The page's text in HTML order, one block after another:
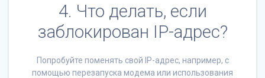
4. Что делать, если
заблокирован IP-адрес?
Попробуйте поменять свой IP-адрес, например, с
помощью перезапуска модема или использования